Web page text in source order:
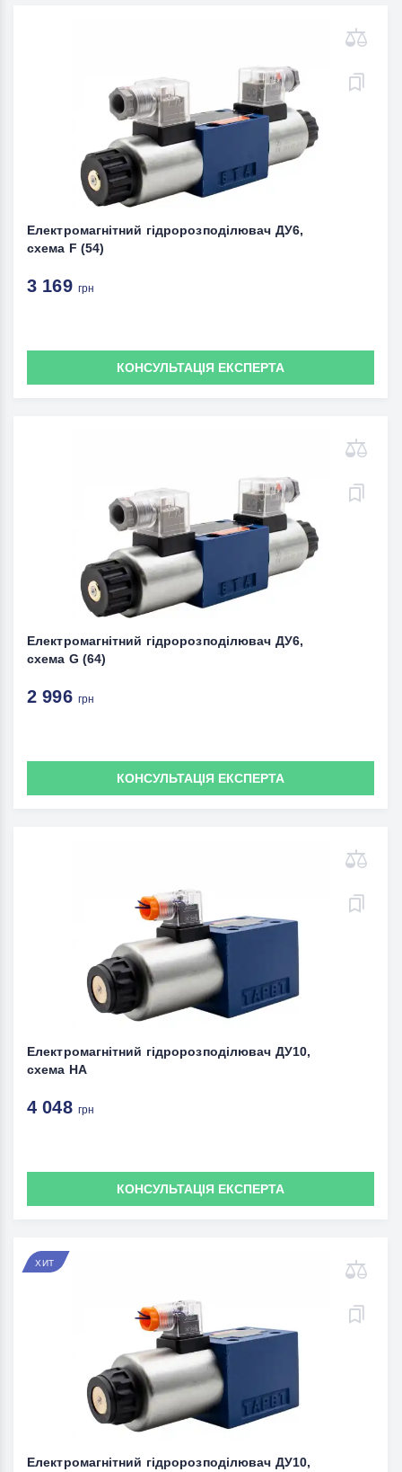
Електромагнітний гідророзподілювач ДУ6,
схема F (54)
3 169 грн
КОНСУЛЬТАЦІЯ ЕКСПЕРТА
Електромагнітний гідророзподілювач ДУ6,
схема G (64)
2 996 грн
КОНСУЛЬТАЦІЯ ЕКСПЕРТА
Електромагнітний гідророзподілювач ДУ10,
схема НА
4 048 грн
КОНСУЛЬТАЦІЯ ЕКСПЕРТА
ХИТ
Електромагнітний гідророзподілювач ДУ10,